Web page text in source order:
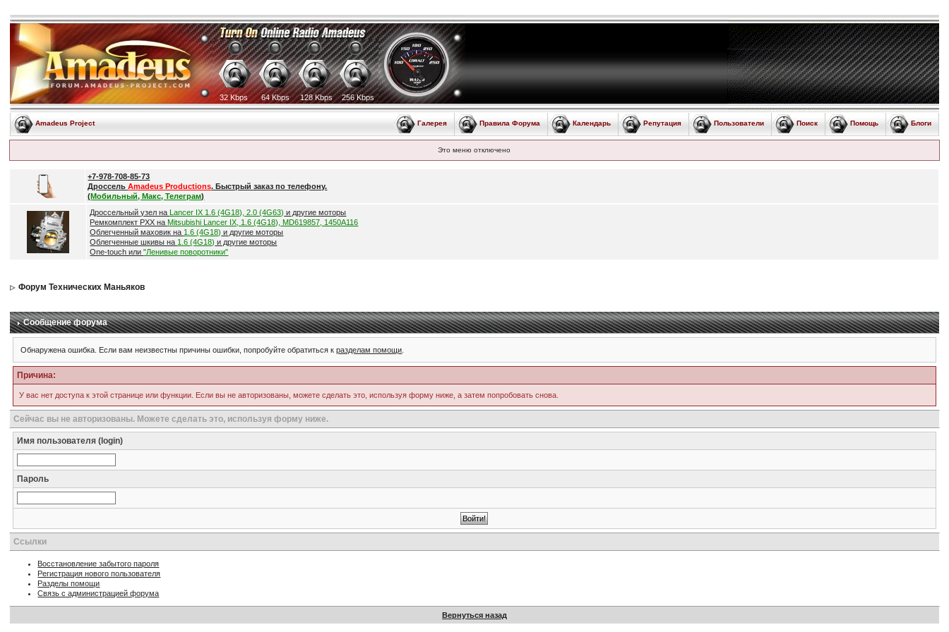
32 Kbps 64 Kbps 128 Kbps 256 Kbps
Amadeus Project Блоги
Помощь
Поиск
Пользователи
Репутация
Календарь
Правила Форума
Галерея
Это меню отключено
+7-978-708-85-73
ДроссельAmadeus Productions. Быстрый заказ по телефону.
(Мобильный, Макс, Телеграм)
Дроссельный узел на Lancer IX 1.6 (4G18), 2.0 (4G63) и другие моторы
Ремкомплект РХХ на Mitsubishi Lancer IX, 1.6 (4G18), MD619857, 1450A116
Облегченный маховик на 1.6 (4G18) и другие моторы
Облегченные шкивы на 1.6 (4G18) и другие моторы
One-touch или"Ленивые поворотники"
Форум Технических Маньяков
Сообщение форума
Обнаружена ошибка. Если вам неизвестны причины ошибки, попробуйте обратиться кразделам помощи
Причина:
У вас нет доступа к этой странице или функции. Если вы не авторизованы, можете сделать это, используя форму ниже, а затем попробовать снова.
Сейчас вы не авторизованы. Можете сделать это, используя форму ниже.
Имя пользователя (login)
Пароль
Ссылки
Восстановление забытого пароля
Регистрация нового пользователя
Разделы помощи
Связь с администрацией форума
Вернуться назад